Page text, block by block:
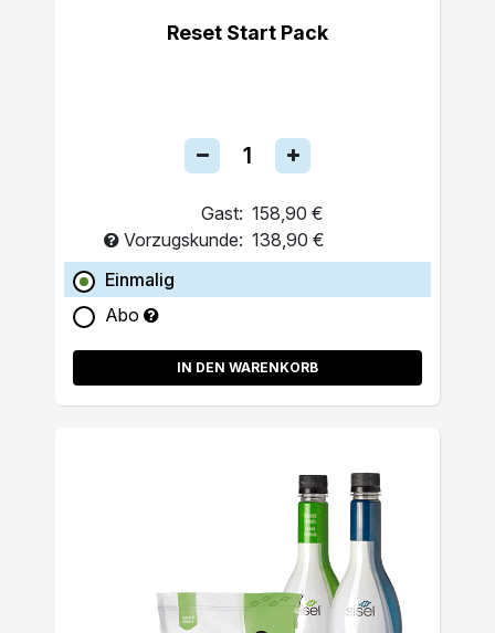
Reset Start Pack
Gast: 158,90 €
Vorzugskunde: 138,90 €
Einmalig
Abo
IN DEN WARENKORB